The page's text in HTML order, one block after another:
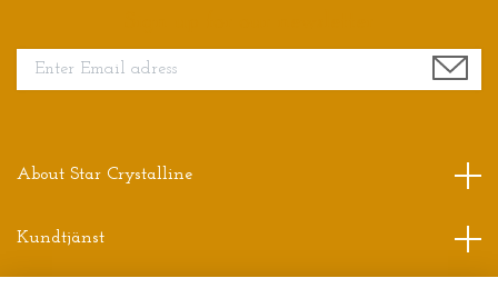
About Star Crystalline
Kundtjänst